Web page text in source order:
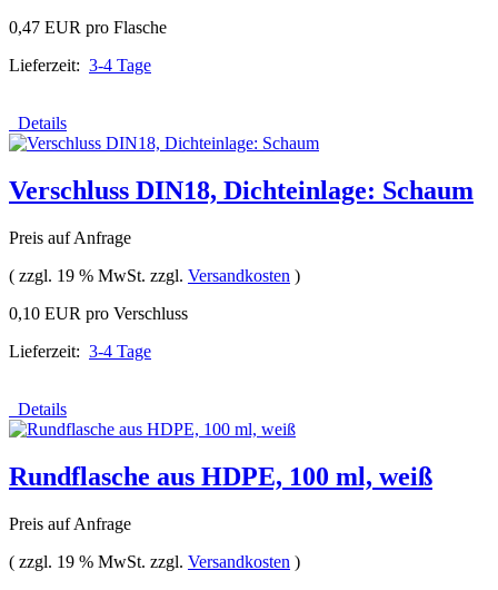
0,47 EUR pro Flasche
Lieferzeit: 3-4 Tage
Details
Verschluss DIN18, Dichteinlage: Schaum
Preis auf Anfrage
( zzgl. 19 % MwSt. zzgl. Versandkosten )
0,10 EUR pro Verschluss
Lieferzeit: 3-4 Tage
Details
Rundflasche aus HDPE, 100 ml, weiß
Preis auf Anfrage
( zzgl. 19 % MwSt. zzgl. Versandkosten )